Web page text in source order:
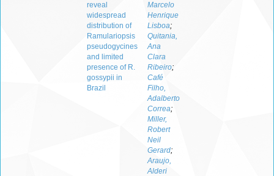
reveal
widespread
distribution of
Ramulariopsis
pseudogycines
and limited
presence of R.
gossypii in
Brazil
Marcelo
Henrique
Lisboa;
Quitania,
Ana
Clara
Ribeiro;
Café
Filho,
Adalberto
Correa;
Miller,
Robert
Neil
Gerard;
Araujo,
Alderi